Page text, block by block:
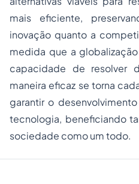
mais eficiente,
inovação quanto a
medida que a
capacidade de resolver
maneira eficaz se torna
garantir o
tecnologia, beneficiando
sociedade como um todo.